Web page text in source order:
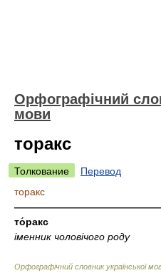
Орфографічний
мови
торакс
Толкование
Перевод
торакс
то́ракс
іменник чоловічого роду
Орфографічний словник української